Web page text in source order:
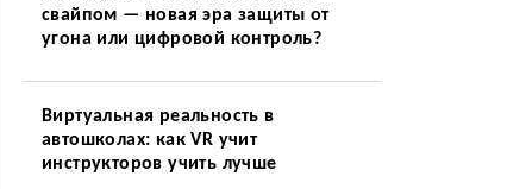
свайпом — новая эра защиты от
угона или цифровой контроль?
Виртуальная реальность в
автошколах: как VR учит
инструкторов учить лучше